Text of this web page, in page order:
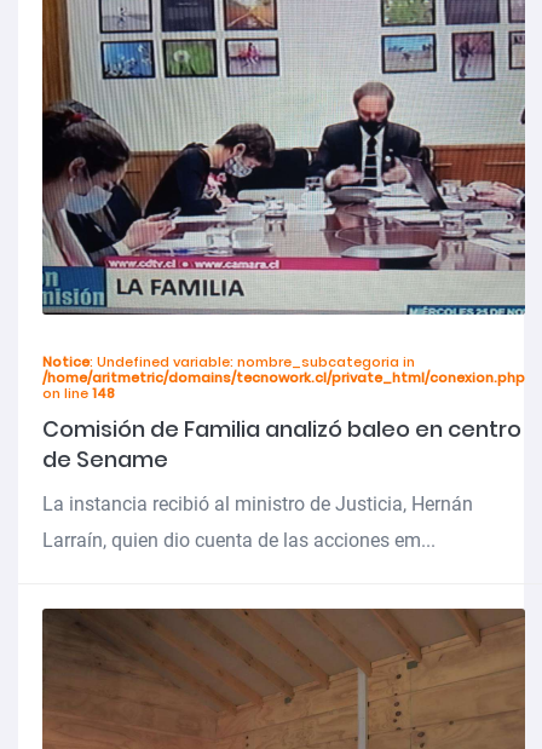
Notice: Undefined variable: nombre_subcategoria in
/home/aritmetric/domains/tecnowork.cl/private_html/conexion.php
on line148
Comisión de Familia analizó baleo en centro
de Sename
La instancia recibió al ministro de Justicia, Hernán
Larraín, quien dio cuenta de las acciones em...